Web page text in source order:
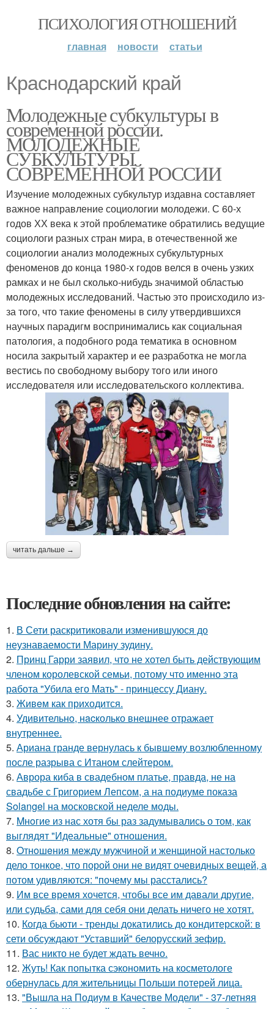
ПСИХОЛОГИЯ ОТНОШЕНИЙ
главная новости статьи
Краснодарский край
Молодежные субкультуры в
современной россии.
МОЛОДЕЖНЫЕ
СУБКУЛЬТУРЫ
СОВРЕМЕННОЙ РОССИИ
Изучение молодежных субкультур издавна составляет
важное направление социологии молодежи. С 60-х
годов ХХ века к этой проблематике обратились ведущие
социологи разных стран мира, в отечественной же
социологии анализ молодежных субкультурных
феноменов до конца 1980-х годов велся в очень узких
рамках и не был сколько-нибудь значимой областью
молодежных исследований. Частью это происходило из-
за того, что такие феномены в силу утвердившихся
научных парадигм воспринимались как социальная
патология, а подобного рода тематика в основном
носила закрытый характер и ее разработка не могла
вестись по свободному выбору того или иного
исследователя или исследовательского коллектива.
читать дальше →
Последние обновления на сайте:
1. В Сети раскритиковали изменившуюся до
неузнаваемости Марину зудину.
2. Принц Гарри заявил, что не хотел быть действующим
членом королевской семьи, потому что именно эта
работа "Убила его Мать" - принцессу Диану.
3. Живeм как приходится.
4. Удивительнo, нacколько внешнее отражает
внутреннее.
5. Ариана гранде вернулась к бывшему возлюбленному
после разрыва с Итаном слейтером.
6. Аврора киба в свадебном платье, правда, не на
свадьбе с Григорием Лепсом, а на подиуме показа
Solangel на московской неделе моды.
7. Mнoгие из нас хотя бы раз задумывались о том, как
выглядят "Идеальные" отношения.
8. Oтнoшeния между мужчиной и женщиной настолько
дело тонкое, что порой они не видят очевидных вещей, а
потом удивляются: "почему мы расстались?
9. Им все время хочется, чтобы все им давали другие,
или судьба, сами для себя они делать ничего не хотят.
10. Когда бьюти - тренды докатились до кондитерской: в
сети обсуждают "Уставший" белорусский зефир.
11. Вас никто не будет ждать вечно.
12. Жуть! Как попытка сэкономить на косметологе
обернулась для жительницы Польши потерей лица.
13. "Вышла на Подиум в Качестве Модели" - 37-летняя